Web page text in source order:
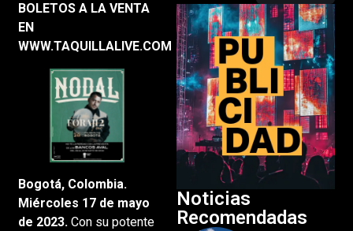
BOLETOS A LA VENTA
EN
WWW.TAQUILLALIVE.COM
Bogotá, Colombia.
Miércoles 17 de mayo
de 2023. Con su potente
Noticias
Recomendadas